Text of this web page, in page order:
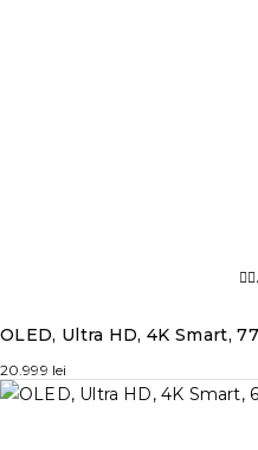
OLED, Ultra HD, 4K Smart,
20.999 lei